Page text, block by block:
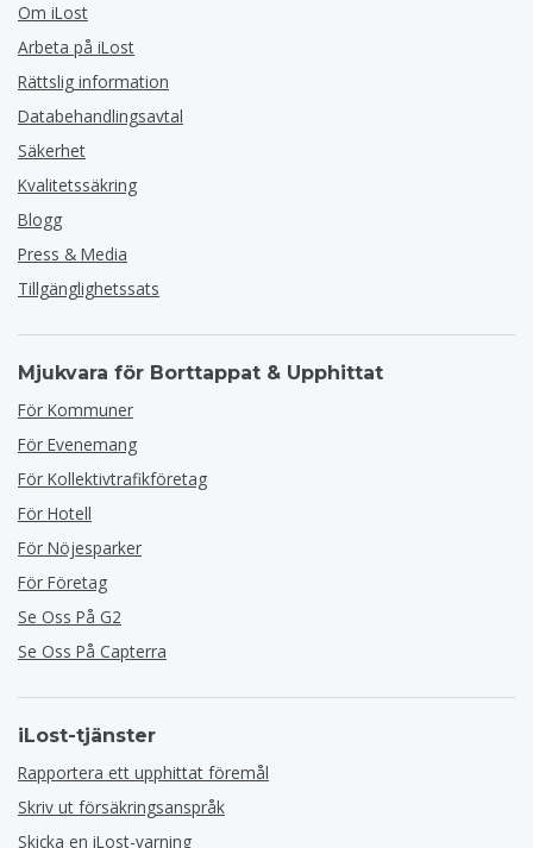
Om iLost
Arbeta på iLost
Rättslig information
Databehandlingsavtal
Säkerhet
Kvalitetssäkring
Blogg
Press & Media
Tillgänglighetssats
Mjukvara för Borttappat & Upphittat
För Kommuner
För Evenemang
För Kollektivtrafikföretag
För Hotell
För Nöjesparker
För Företag
Se Oss På G2
Se Oss På Capterra
iLost-tjänster
Rapportera ett upphittat föremål
Skriv ut försäkringsanspråk
Skicka en iLost-varning